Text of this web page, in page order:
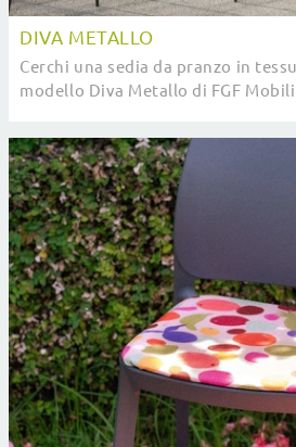
DIVA METALLO
Cerchi una sedia da pranzo in
modello Diva Metallo di FGF